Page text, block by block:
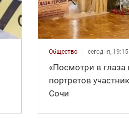
Общество сегодня, 19:15
«Посмотри в глаза
портретов
Сочи